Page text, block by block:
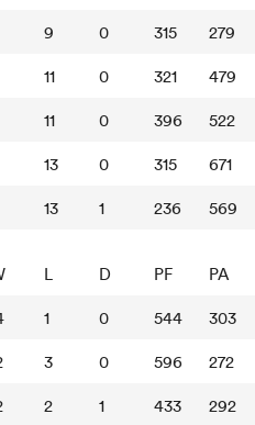
9 0 315 279
11 0 321 479
11 0 396 522
13 0 315 671
13 1 236 569
L D PF PA
1 0 544 303
3 0 596 272
2 1 433 292